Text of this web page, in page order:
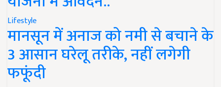
Lifestyle
मानसून में अनाज को नमी से बचाने के
3 आसान घरेलू तरीके, नहीं लगेगी
फफूंदी